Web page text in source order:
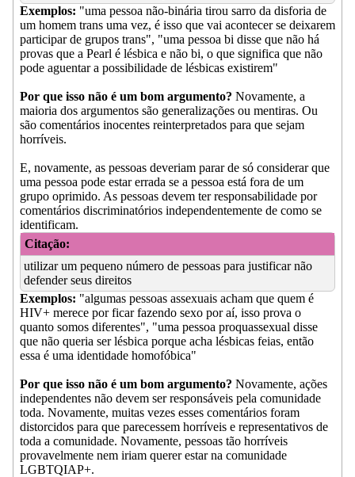
Exemplos: "uma pessoa não-binária tirou sarro da disforia de
um homem trans uma vez, é isso que vai acontecer se deixarem
participar de grupos trans", "uma pessoa bi disse que não há
provas que a Pearl é lésbica e não bi, o que significa que não
pode aguentar a possibilidade de lésbicas existirem"
Por que isso não é um bom argumento? Novamente, a
maioria dos argumentos são generalizações ou mentiras. Ou
são comentários inocentes reinterpretados para que sejam
horríveis.
E, novamente, as pessoas deveriam parar de só considerar que
uma pessoa pode estar errada se a pessoa está fora de um
grupo oprimido. As pessoas devem ter responsabilidade por
comentários discriminatórios independentemente de como se
identificam.
Citação:
utilizar um pequeno número de pessoas para justificar não
defender seus direitos
Exemplos: "algumas pessoas assexuais acham que quem é
HIV+ merece por ficar fazendo sexo por aí, isso prova o
quanto somos diferentes", "uma pessoa proquassexual disse
que não queria ser lésbica porque acha lésbicas feias, então
essa é uma identidade homofóbica"
Por que isso não é um bom argumento? Novamente, ações
independentes não devem ser responsáveis pela comunidade
toda. Novamente, muitas vezes esses comentários foram
distorcidos para que parecessem horríveis e representativos de
toda a comunidade. Novamente, pessoas tão horríveis
provavelmente nem iriam querer estar na comunidade
LGBTQIAP+.